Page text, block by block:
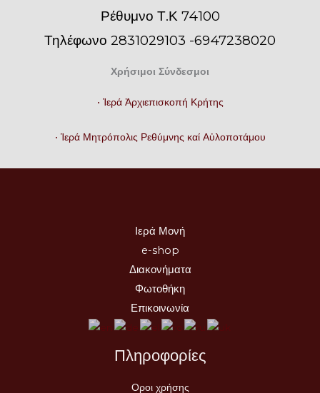
Ρέθυμνο Τ.Κ 74100
Τηλέφωνο 2831029103 -6947238020
Χρήσιμοι Σύνδεσμοι
• Ἱερά Ἀρχιεπισκοπή Κρήτης
• Ἱερά Μητρόπολις Ρεθύμνης καί Αὐλοποτάμου
Ιερά Μονή
e-shop
Διακονήματα
Φωτοθήκη
Επικοινωνία
Πληροφορίες
Οροι χρήσης